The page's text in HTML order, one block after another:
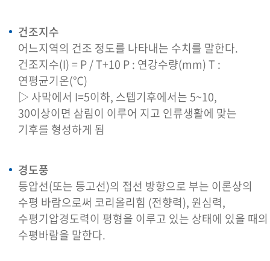
건조지수
어느지역의 건조 정도를 나타내는 수치를 말한다.
건조지수(I) = P / T+10 P : 연강수량(mm) T :
연평균기온(℃)
▷ 사막에서 I=5이하, 스텝기후에서는 5~10,
30이상이면 삼림이 이루어 지고 인류생활에 맞는
기후를 형성하게 됨
경도풍
등압선(또는 등고선)의 접선 방향으로 부는 이론상의
수평 바람으로써 코리올리힘 (전향력), 원심력,
수평기압경도력이 평형을 이루고 있는 상태에 있을 때의
수평바람을 말한다.